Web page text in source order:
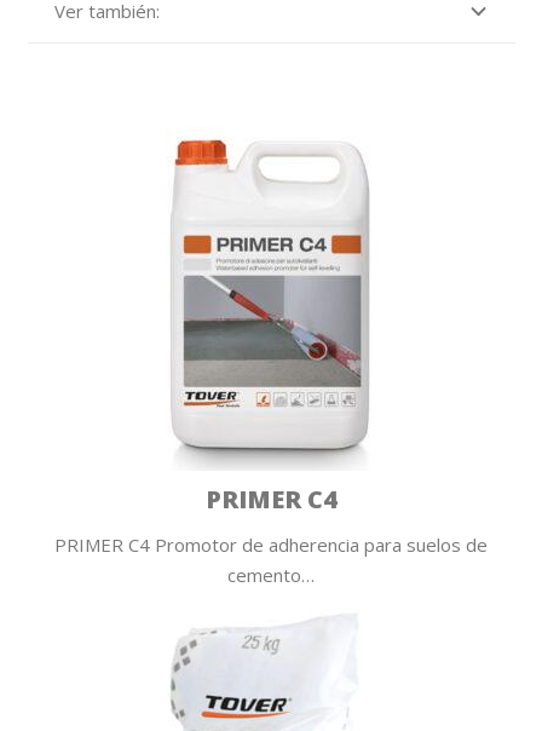
Ver también:
PRIMER C4
PRIMER C4 Promotor de adherencia para suelos de
cemento…